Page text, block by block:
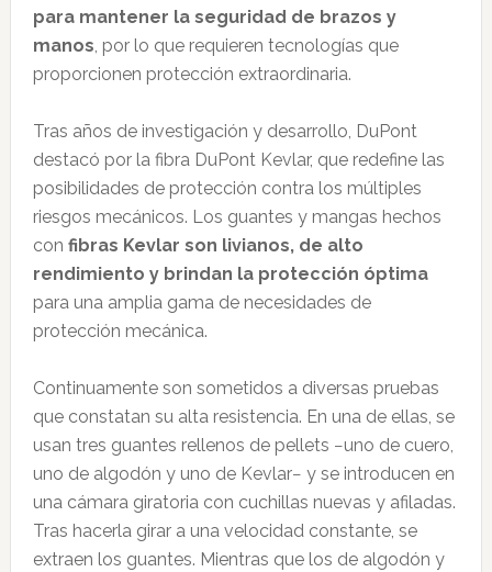
para mantener la seguridad de brazos y
manos, por lo que requieren tecnologías que
proporcionen protección extraordinaria.
Tras años de investigación y desarrollo, DuPont
destacó por la fibra DuPont Kevlar, que redefine las
posibilidades de protección contra los múltiples
riesgos mecánicos. Los guantes y mangas hechos
con fibras Kevlar son livianos, de alto
rendimiento y brindan la protección óptima
para una amplia gama de necesidades de
protección mecánica.
Continuamente son sometidos a diversas pruebas
que constatan su alta resistencia. En una de ellas, se
usan tres guantes rellenos de pellets −uno de cuero,
uno de algodón y uno de Kevlar− y se introducen en
una cámara giratoria con cuchillas nuevas y afiladas.
Tras hacerla girar a una velocidad constante, se
extraen los guantes. Mientras que los de algodón y